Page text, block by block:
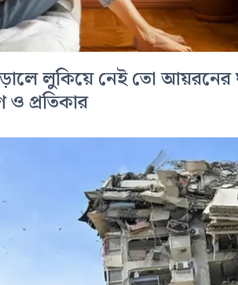
লুকিয়ে নেই তো আয়রনের
ও প্রতিকার